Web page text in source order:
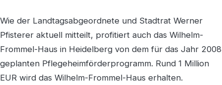
Wie der Landtagsabgeordnete und Stadtrat Werner
Pfisterer aktuell mitteilt, profitiert auch das Wilhelm-
Frommel-Haus in Heidelberg von dem für das Jahr 2008
geplanten Pflegeheimförderprogramm. Rund 1 Million
EUR wird das Wilhelm-Frommel-Haus erhalten.